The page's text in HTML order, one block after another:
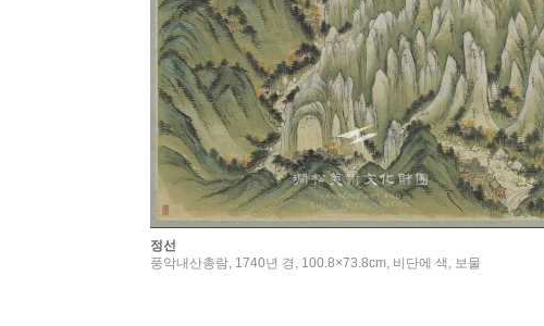
정선
풍악내산총람, 1740년 경, 100.8×73.8cm, 비단에 색, 보물